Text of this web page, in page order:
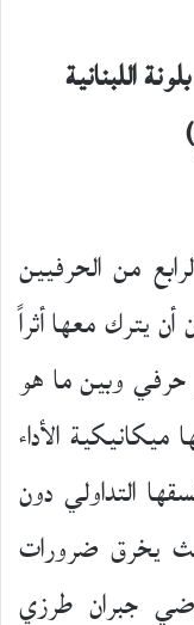
اللبنانية
من الحرفيين
يترك معها أثراً
حرفي وبين ما هو
الأداء
التداولي دون
يخرق ضرورات
جبران طرزي